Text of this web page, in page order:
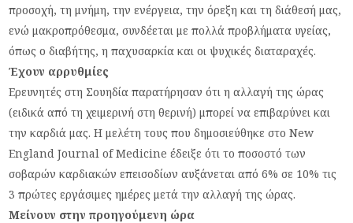
προσοχή, τη μνήμη, την ενέργεια, την όρεξη και τη διάθεσή μας,
ενώ μακροπρόθεσμα, συνδέεται με πολλά προβλήματα υγείας,
όπως ο διαβήτης, η παχυσαρκία και οι ψυχικές διαταραχές.
Έχουν αρρυθμίες
Ερευνητές στη Σουηδία παρατήρησαν ότι η αλλαγή της ώρας
(ειδικά από τη χειμερινή στη θερινή) μπορεί να επιβαρύνει και
την καρδιά μας. Η μελέτη τους που δημοσιεύθηκε στο New
England Journal of Medicine έδειξε ότι το ποσοστό των
σοβαρών καρδιακών επεισοδίων αυξάνεται από 6% σε 10% τις
3 πρώτες εργάσιμες ημέρες μετά την αλλαγή της ώρας.
Μείνουν στην προηγούμενη ώρα